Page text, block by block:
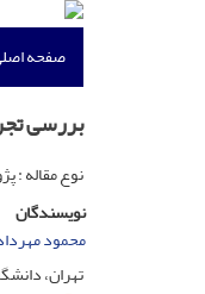
صفحه
بررسی
نوع مقاله :
نویسندگان
محمود
تهران،